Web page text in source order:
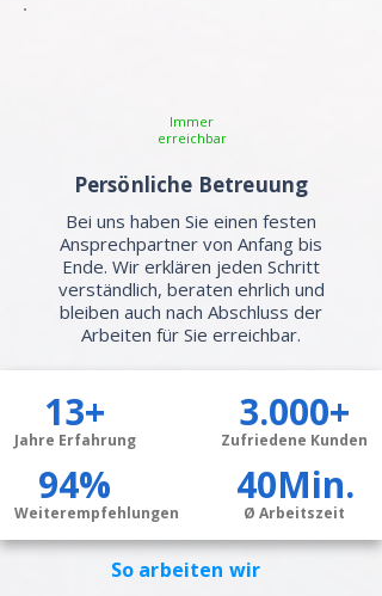
Immer
erreichbar
Persönliche Betreuung
Bei uns haben Sie einen festen
Ansprechpartner von Anfang bis
Ende. Wir erklären jeden Schritt
verständlich, beraten ehrlich und
bleiben auch nach Abschluss der
Arbeiten für Sie erreichbar.
13+
Jahre Erfahrung
94%
Weiterempfehlungen
3.000+
Zufriedene Kunden
40Min.
Ø Arbeitszeit
So arbeiten wir